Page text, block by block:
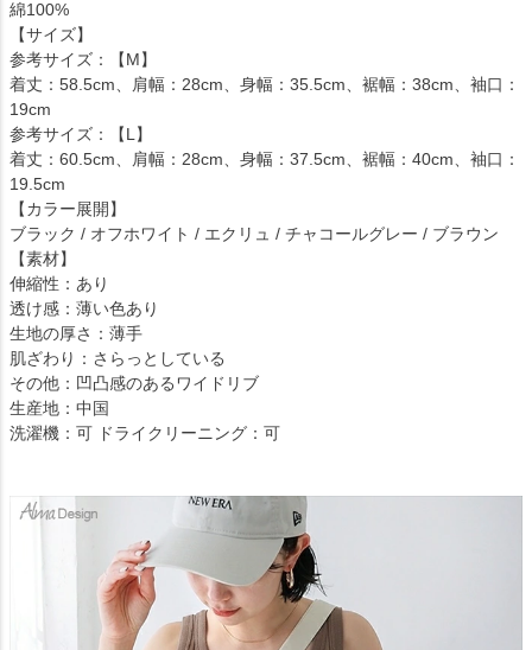
綿100%
【サイズ】
参考サイズ：【M】
着丈：58.5cm、肩幅：28cm、身幅：35.5cm、裾幅：38cm、袖口：
19cm
参考サイズ：【L】
着丈：60.5cm、肩幅：28cm、身幅：37.5cm、裾幅：40cm、袖口：
19.5cm
【カラー展開】
ブラック / オフホワイト / エクリュ / チャコールグレー / ブラウン
【素材】
伸縮性：あり
透け感：薄い色あり
生地の厚さ：薄手
肌ざわり：さらっとしている
その他：凹凸感のあるワイドリブ
生産地：中国
洗濯機：可 ドライクリーニング：可